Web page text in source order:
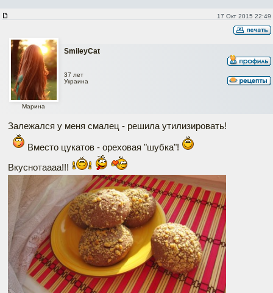
17 Окт 2015 22:49
SmileyCat
Марина
37 лет
Украина
Залежался у меня смалец - решила утилизировать!
Вместо цукатов - ореховая "шубка"!
Вкуснотаааа!!!